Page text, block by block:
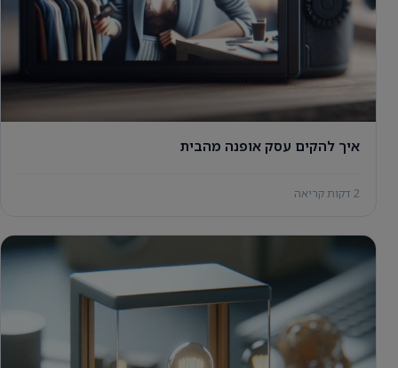
איך להקים עסק אופנה מהבית
2 דקות קריאה